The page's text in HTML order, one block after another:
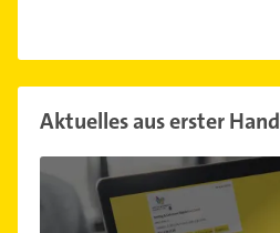
Aktuelles aus erster Hand